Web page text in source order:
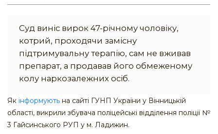
Суд виніс вирок 47-річному чоловіку,
котрий, проходячи замісну
підтримувальну терапію, сам не вживав
препарат, а продавав його обмеженому
колу наркозалежних осіб.
Як інформують на сайті ГУНП України у Вінницькій
області, викрили збувача поліцейські відділення поліції №
3 Гайсинського РУП у м. Ладижин.